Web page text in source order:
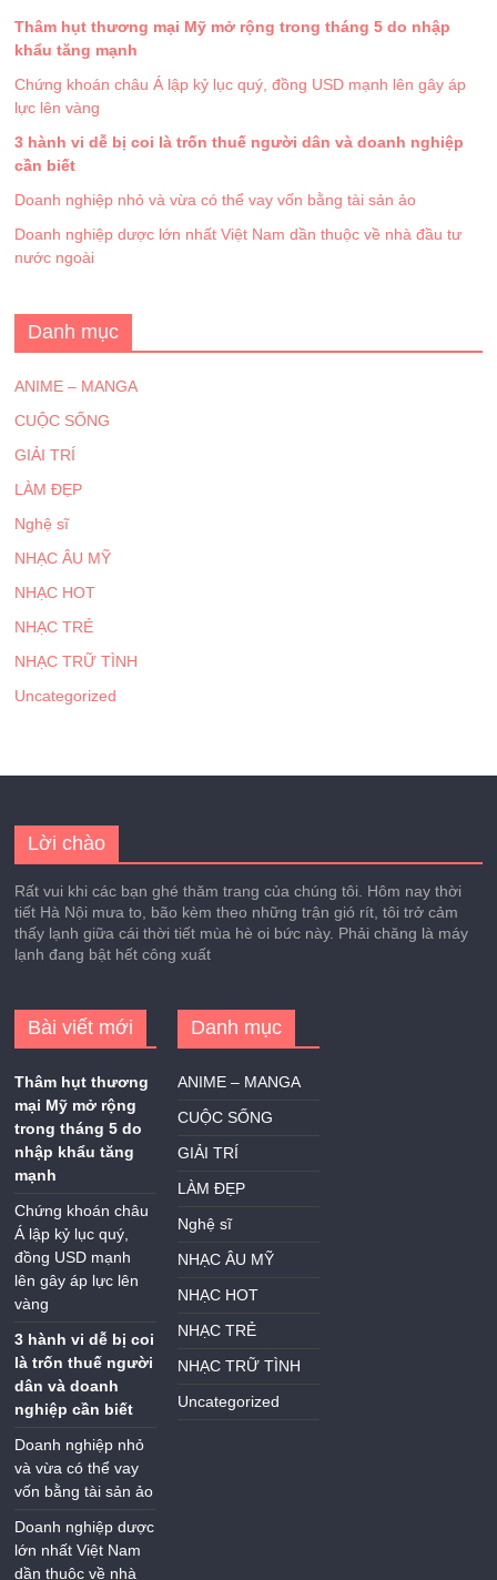
Thâm hụt thương mại Mỹ mở rộng trong tháng 5 do nhập
khẩu tăng mạnh
Chứng khoán châu Á lập kỷ lục quý, đồng USD mạnh lên gây áp
lực lên vàng
3 hành vi dễ bị coi là trốn thuế người dân và doanh nghiệp
cần biết
Doanh nghiệp nhỏ và vừa có thể vay vốn bằng tài sản ảo
Doanh nghiệp dược lớn nhất Việt Nam dần thuộc về nhà đầu tư
nước ngoài
Danh mục
ANIME – MANGA
CUỘC SỐNG
GIẢI TRÍ
LÀM ĐẸP
Nghệ sĩ
NHẠC ÂU MỸ
NHẠC HOT
NHẠC TRẺ
NHẠC TRỮ TÌNH
Uncategorized
Lời chào
Rất vui khi các bạn ghé thăm trang của chúng tôi. Hôm nay thời
tiết Hà Nội mưa to, bão kèm theo những trận gió rít, tôi trở cảm
thấy lạnh giữa cái thời tiết mùa hè oi bức này. Phải chăng là máy
lạnh đang bật hết công xuất
Bài viết mới
Thâm hụt thương
mại Mỹ mở rộng
trong tháng 5 do
nhập khẩu tăng
mạnh
Chứng khoán châu
Á lập kỷ lục quý,
đồng USD mạnh
lên gây áp lực lên
vàng
3 hành vi dễ bị coi
là trốn thuế người
dân và doanh
nghiệp cần biết
Doanh nghiệp nhỏ
và vừa có thể vay
vốn bằng tài sản ảo
Doanh nghiệp dược
lớn nhất Việt Nam
dần thuộc về nhà
Danh mục
ANIME – MANGA
CUỘC SỐNG
GIẢI TRÍ
LÀM ĐẸP
Nghệ sĩ
NHẠC ÂU MỸ
NHẠC HOT
NHẠC TRẺ
NHẠC TRỮ TÌNH
Uncategorized